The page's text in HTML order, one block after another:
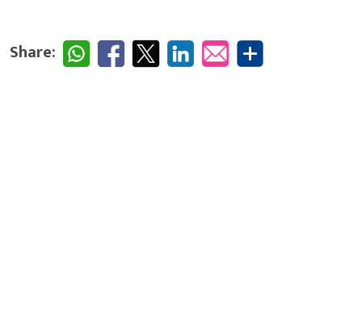
Share: